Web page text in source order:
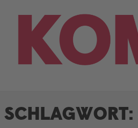
SCHLAGWORT: